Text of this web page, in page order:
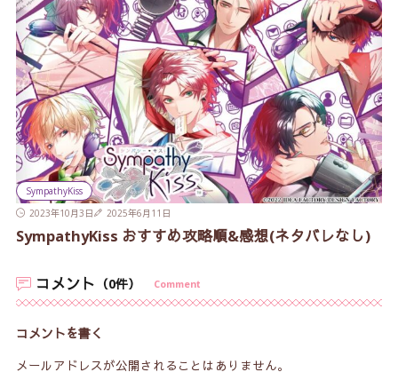
SympathyKiss
2023年10月3日
2025年6月11日
SympathyKiss おすすめ攻略順&感想(ネタバレなし)
コメント （0件） Comment
コメントを書く
メールアドレスが公開されることはありません。